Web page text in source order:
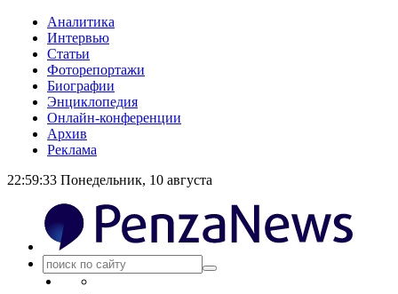
Аналитика
Интервью
Статьи
Фоторепортажи
Биографии
Энциклопедия
Онлайн-конференции
Архив
Реклама
22:59:33 Понедельник, 10 августа